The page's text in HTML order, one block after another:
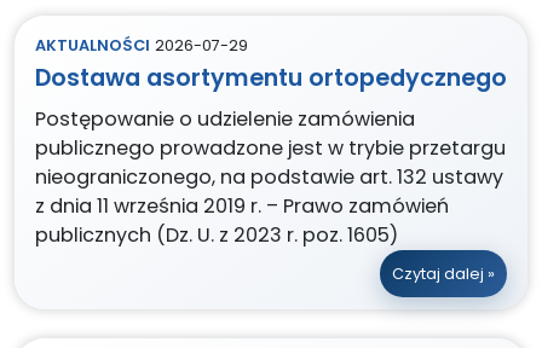
AKTUALNOŚCI 2026-07-29
Dostawa asortymentu ortopedycznego
Postępowanie o udzielenie zamówienia
publicznego prowadzone jest w trybie przetargu
nieograniczonego, na podstawie art. 132 ustawy
z dnia 11 września 2019 r. – Prawo zamówień
publicznych (Dz. U. z 2023 r. poz. 1605)
Czytaj dalej »